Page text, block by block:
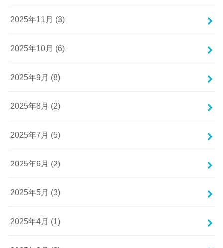
2025年11月 (3)
2025年10月 (6)
2025年9月 (8)
2025年8月 (2)
2025年7月 (5)
2025年6月 (2)
2025年5月 (3)
2025年4月 (1)